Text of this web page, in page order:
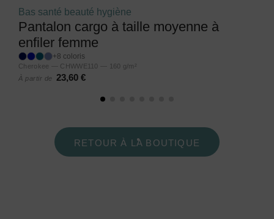
Bas santé beauté hygiène
Pantalon cargo à taille moyenne à
enfiler femme
+8 coloris
Cherokee — CHWWE110 — 160 g/m²
À partir de
23,60 €
RETOUR À LA BOUTIQUE